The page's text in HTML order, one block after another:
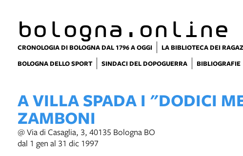
bologna.online
CRONOLOGIA DI BOLOGNA DAL 1796 A OGGI LA BIBLIOTECA DEI
BOLOGNA DELLO SPORT
SINDACI DEL DOPOGUERRA BIBLIOGRAFIE
A VILLA SPADA I "DODICI
ZAMBONI
@ Via di Casaglia, 3, 40135 Bologna BO
dal 1 gen al 31 dic 1997